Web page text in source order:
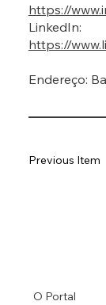
https://
LinkedIn:
https://
Endereço:
Previous Item
O Portal